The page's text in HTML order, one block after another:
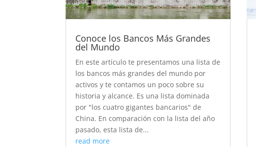
Conoce los Bancos Más Grandes
del Mundo
En este artículo te presentamos una lista de
los bancos más grandes del mundo por
activos y te contamos un poco sobre su
historia y alcance. Es una lista dominada
por "los cuatro gigantes bancarios" de
China. En comparación con la lista del año
pasado, esta lista de...
read more